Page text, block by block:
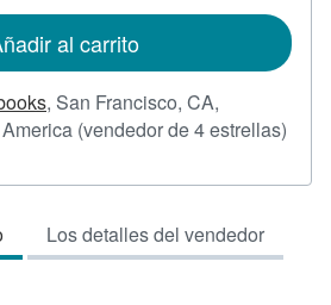
envíoal carrito
, San Francisco, CA,
(vendedor de 4 estrellas)
Los detalles del vendedor